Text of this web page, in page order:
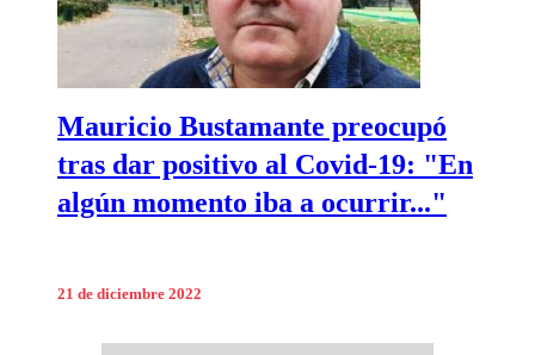
Mauricio Bustamante preocupó
tras dar positivo al Covid-19: "En
algún momento iba a ocurrir..."
21 de diciembre 2022